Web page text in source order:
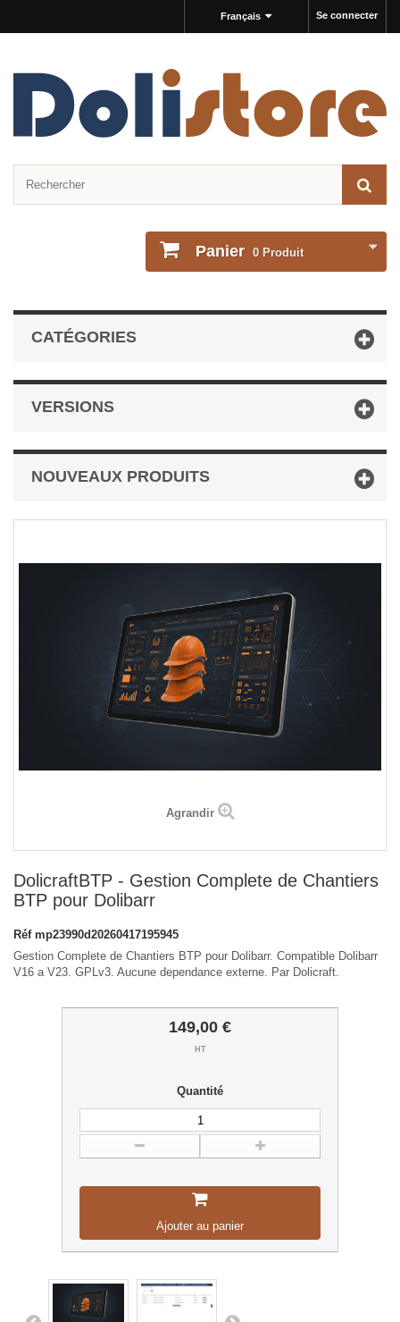
Se connecter
Français
Panier 0 Produit
CATÉGORIES
VERSIONS
NOUVEAUX PRODUITS
Agrandir
DolicraftBTP - Gestion Complete de Chantiers
BTP pour Dolibarr
Réf mp23990d20260417195945
Gestion Complete de Chantiers BTP pour Dolibarr. Compatible Dolibarr
V16 a V23. GPLv3. Aucune dependance externe. Par Dolicraft.
149,00 €
HT
Quantité
Ajouter au panier